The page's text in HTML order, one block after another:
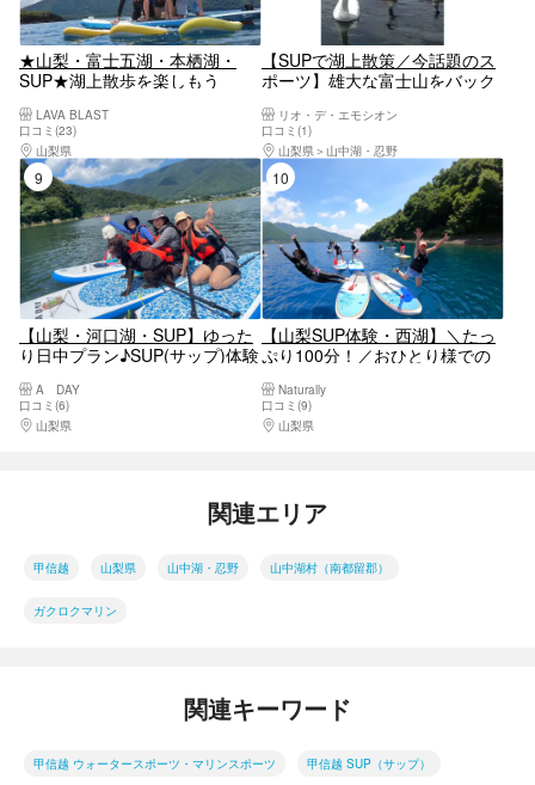
★山梨・富士五湖・本栖湖・
SUP★湖上散歩を楽しもう
歓迎！ お楽しみのティータイム
は湖上の上で☆（所要時間：約
2時間30分）
LAVA BLAST
口コミ(23)
山梨県
河口湖・西湖・富士吉田・精進湖・本栖湖
【SUPで湖上散策／今話題のス
ポーツ】雄大な富士山をバック
リオ・デ・エモシオン
口コミ(1)
山梨県
山中湖・忍野
9位
【山梨・河口湖・SUP】ゆった
り日中プラン♪SUP(サップ)体験
A DAY
口コミ(6)
山梨県
河口湖・西湖・富士吉田・精進湖・本栖湖
【山梨SUP体験・西湖】＼たっ
ぷり100分！／おひとり様での
すめです♪
Naturally
口コミ(9)
山梨県
関連エリア
甲信越 山梨県 山中湖・忍野 山中湖村（南都留郡）
ガクロクマリン
関連キーワード
甲信越 ウォータースポーツ・マリンスポーツ 甲信越 SUP（サップ）